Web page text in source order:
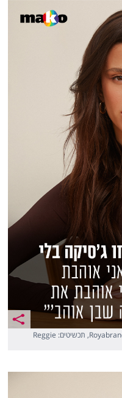
ג'סיקה – סוודר: Other stories&, מכנסיים: Royabrands, תכשיטים: Reggie